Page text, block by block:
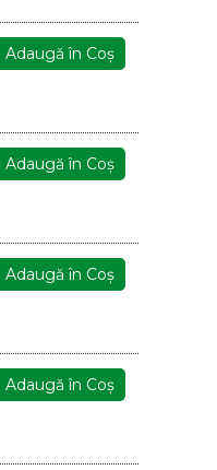
Adaugă în Coş
Adaugă în Coş
Adaugă în Coş
Adaugă în Coş